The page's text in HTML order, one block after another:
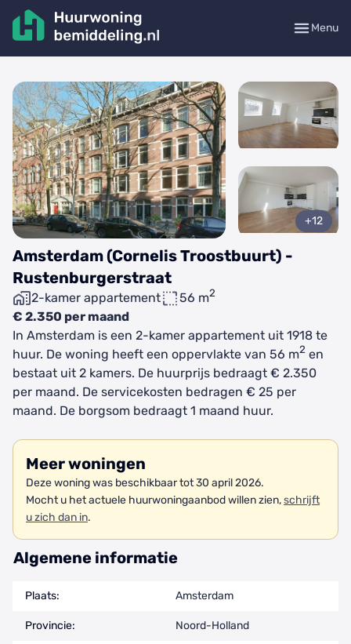
Menu
Amsterdam (Cornelis Troostbuurt) -
Rustenburgerstraat
2-kamer appartement 56 m2
€ 2.350 per maand
+12
In Amsterdam is een 2-kamer appartement uit 1918 te
huur. De woning heeft een oppervlakte van 56 m2 en
bestaat uit 2 kamers. De huurprijs bedraagt € 2.350
per maand. De servicekosten bedragen € 25 per
maand. De borgsom bedraagt 1 maand huur.
Meer woningen
Deze woning was beschikbaar tot 30 april 2026.
Mocht u het actuele huurwoningaanbod willen zien,schrijft
u zich dan in.
Algemene informatie
Plaats: Amsterdam
Provincie: Noord-Holland